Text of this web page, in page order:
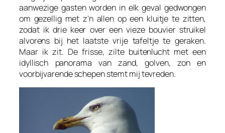
aanwezige gasten worden in elk geval gedwongen
om gezellig met z’n allen op een kluitje te zitten,
zodat ik drie keer over een vieze bouvier struikel
alvorens bij het laatste vrije tafeltje te geraken.
Maar ik zit. De frisse, zilte buitenlucht met een
idyllisch panorama van zand, golven, zon en
voorbijvarende schepen stemt mij tevreden.